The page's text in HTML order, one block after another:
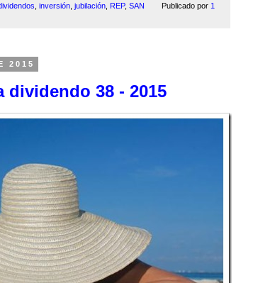
inversión, jubilación, REP, SAN Publicado por 1
2015
dividendo 38 - 2015